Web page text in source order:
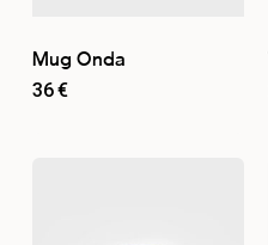
Mug Onda
36€